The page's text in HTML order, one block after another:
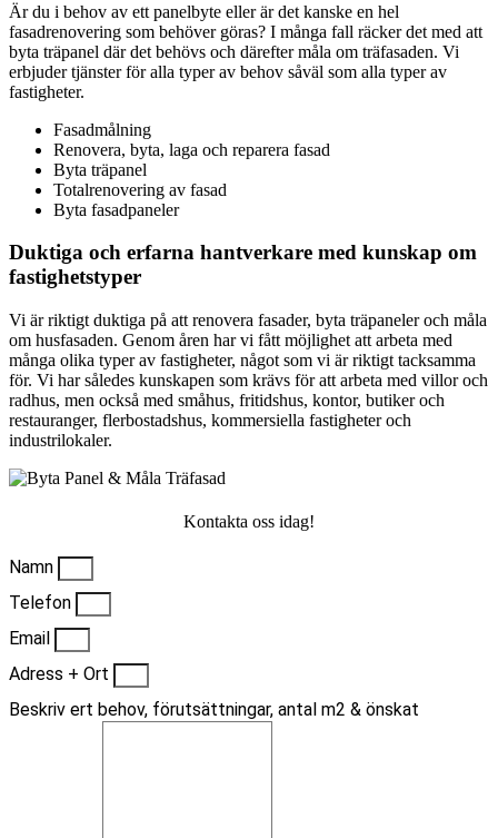
Är du i behov av ett panelbyte eller är det kanske en hel
fasadrenovering som behöver göras? I många fall räcker det med att
byta träpanel där det behövs och därefter måla om träfasaden. Vi
erbjuder tjänster för alla typer av behov såväl som alla typer av
fastigheter.
Fasadmålning
Renovera, byta, laga och reparera fasad
Byta träpanel
Totalrenovering av fasad
Byta fasadpaneler
Duktiga och erfarna hantverkare med kunskap om
fastighetstyper
Vi är riktigt duktiga på att renovera fasader, byta träpaneler och måla
om husfasaden. Genom åren har vi fått möjlighet att arbeta med
många olika typer av fastigheter, något som vi är riktigt tacksamma
för. Vi har således kunskapen som krävs för att arbeta med villor och
radhus, men också med småhus, fritidshus, kontor, butiker och
restauranger, flerbostadshus, kommersiella fastigheter och
industrilokaler.
Kontakta oss idag!
Namn
Telefon
Email
Adress + Ort
Beskriv ert behov, förutsättningar, antal m2 & önskat